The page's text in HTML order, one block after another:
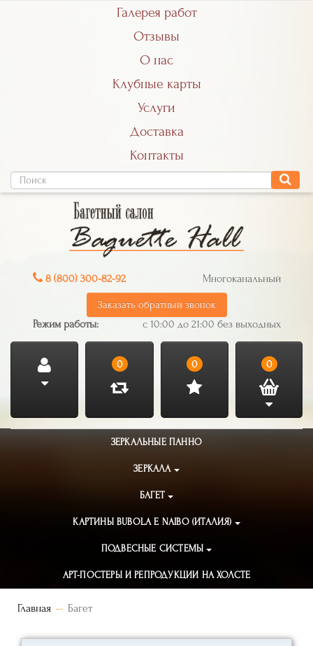
Галерея работ
Отзывы
О нас
Клубные карты
Услуги
Доставка
Контакты
8 (800) 300-82-92 Многоканальный
Заказать обратный звонок
Режим работы: с 10:00 до 21:00 без выходных
0 0 0
ЗЕРКАЛЬНЫЕ ПАННО
ЗЕРКАЛА
БАГЕТ
КАРТИНЫ BUBOLA E NAIBO (ИТАЛИЯ)
ПОДВЕСНЫЕ СИСТЕМЫ
АРТ-ПОСТЕРЫ И РЕПРОДУКЦИИ НА ХОЛСТЕ
Главная Багет